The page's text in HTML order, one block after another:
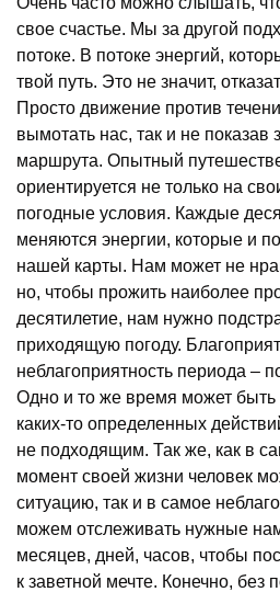
свое счастье. Мы за другой
потоке. В потоке энергий,
твой путь. Это не значит,
Просто движение против
вымотать нас, так и не показав
маршрута. Опытный
ориентируется не только на
погодные условия. Каждые
меняются энергии, которые и
нашей карты. Нам может не
но, чтобы прожить наиболее
десятилетие, нам нужно
приходящую погоду.
неблагоприятность периода –
Одно и то же время может быть
каких-то определенных
не подходящим. Так же, как в
момент своей жизни человек
ситуацию, так и в самое
можем отслеживать нужные
месяцев, дней, часов, чтобы
к заветной мечте. Конечно,